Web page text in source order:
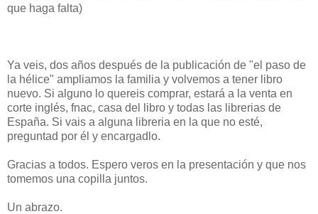
que haga falta)
Ya veis, dos años después de la publicación de "el paso de
la hélice" ampliamos la familia y volvemos a tener libro
nuevo. Si alguno lo quereis comprar, estará a la venta en
corte inglés, fnac, casa del libro y todas las librerias de
España. Si vais a alguna libreria en la que no esté,
preguntad por él y encargadlo.
Gracias a todos. Espero veros en la presentación y que nos
tomemos una copilla juntos.
Un abrazo.